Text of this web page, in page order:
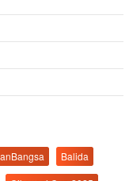
Balida